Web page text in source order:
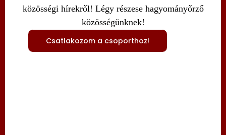
közösségi hírekről! Légy részese hagyományőrző
közösségünknek!
Csatlakozom a csoporthoz!